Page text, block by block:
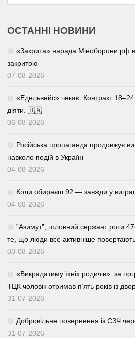
ОСТАННІ НОВИНИ
«Закрита» нарада Міноборони рф
закритою
07-08-2026
«Едельвейс» чекає. Контракт
діяти. 🇺🇦
06-08-2026
Російська пропаганда продовжує
навколо подій в Україні
04-08-2026
Коли обираєш 92 — завжди у
04-08-2026
⁨”Азимут”, головний сержант роти
те, що люди все активніше
03-08-2026
«Викрадатиму їхніх родичів»: за
ТЦК чоловік отримав п’ять років із
31-07-2026
Добровільне повернення із СЗЧ
31-07-2026